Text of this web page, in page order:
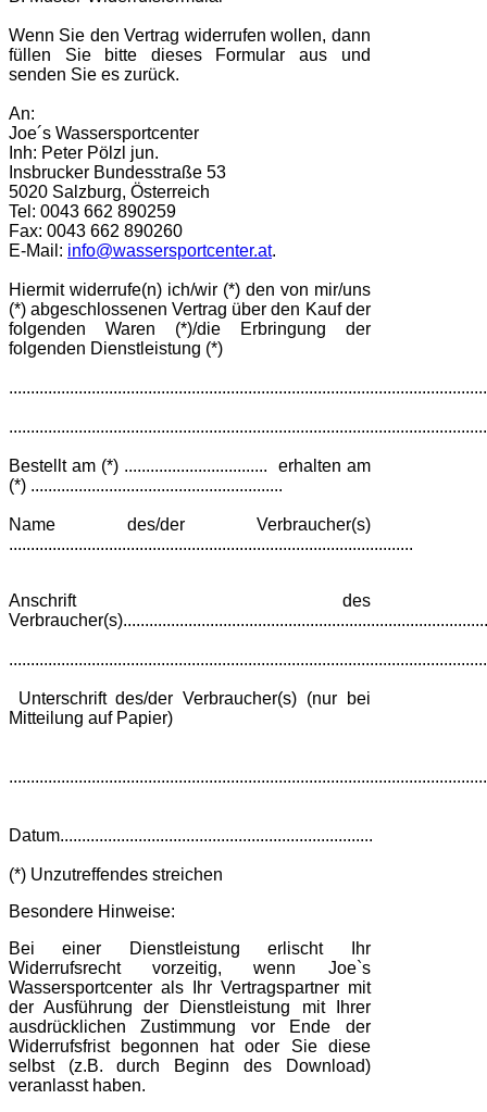
Wenn Sie den Vertrag widerrufen wollen, dann
füllen Sie bitte dieses Formular aus und
senden Sie es zurück.
An:
Joe´s Wassersportcenter
Inh: Peter Pölzl jun.
Insbrucker Bundesstraße 53
5020 Salzburg, Österreich
Tel: 0043 662 890259
Fax: 0043 662 890260
E-Mail: info@wassersportcenter.at.
Hiermit widerrufe(n) ich/wir (*) den von mir/uns
(*) abgeschlossenen Vertrag über den Kauf der
folgenden Waren (*)/die Erbringung der
folgenden Dienstleistung (*)
Bestellt am (*) ................................. erhalten am
(*) ..........................................................
Name des/der Verbraucher(s)
.............................................................................................
Anschrift des
Unterschrift des/der Verbraucher(s) (nur bei
Mitteilung auf Papier)
Datum........................................................................
(*) Unzutreffendes streichen
Besondere Hinweise:
Bei einer Dienstleistung erlischt Ihr
Widerrufsrecht vorzeitig, wenn Joe`s
Wassersportcenter als Ihr Vertragspartner mit
der Ausführung der Dienstleistung mit Ihrer
ausdrücklichen Zustimmung vor Ende der
Widerrufsfrist begonnen hat oder Sie diese
selbst (z.B. durch Beginn des Download)
veranlasst haben.